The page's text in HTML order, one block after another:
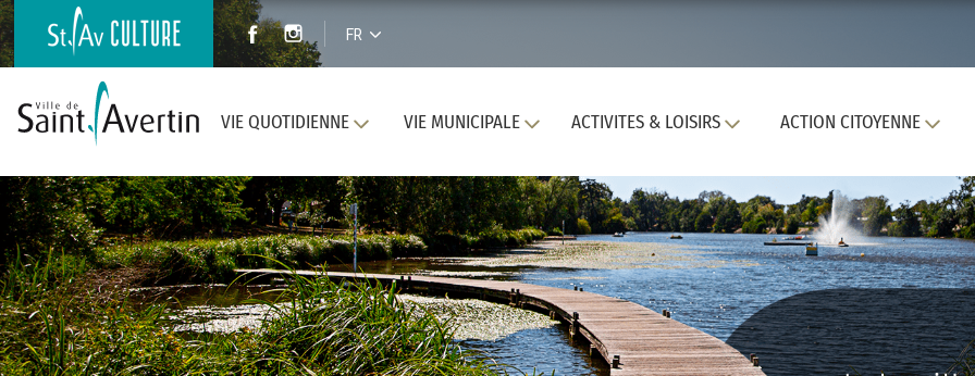
FR
VIE QUOTIDIENNE VIE MUNICIPALE ACTIVITES & LOISIRS ACTION CITOYENNE